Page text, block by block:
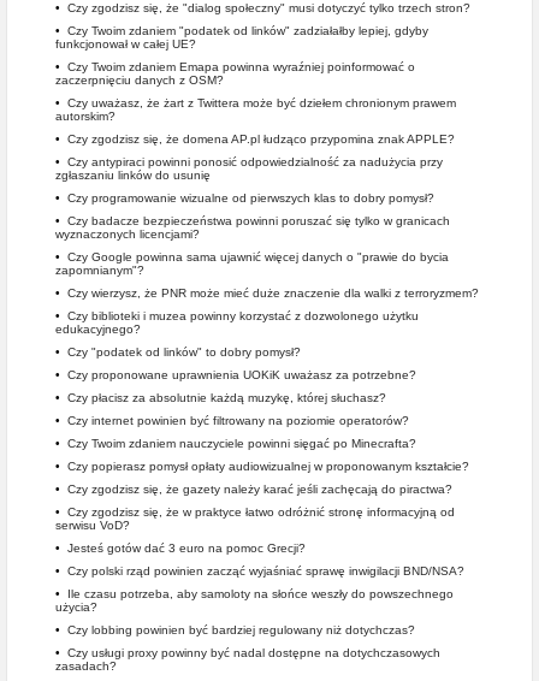
• Czy zgodzisz się, że "dialog społeczny" musi dotyczyć tylko trzech stron?
• Czy Twoim zdaniem "podatek od linków" zadziałałby lepiej, gdyby
funkcjonował w całej UE?
• Czy Twoim zdaniem Emapa powinna wyraźniej poinformować o
zaczerpnięciu danych z OSM?
• Czy uważasz, że żart z Twittera może być dziełem chronionym prawem
autorskim?
• Czy zgodzisz się, że domena AP.pl łudząco przypomina znak APPLE?
• Czy antypiraci powinni ponosić odpowiedzialność za nadużycia przy
zgłaszaniu linków do usunię
• Czy programowanie wizualne od pierwszych klas to dobry pomysł?
• Czy badacze bezpieczeństwa powinni poruszać się tylko w granicach
wyznaczonych licencjami?
• Czy Google powinna sama ujawnić więcej danych o "prawie do bycia
zapomnianym"?
• Czy wierzysz, że PNR może mieć duże znaczenie dla walki z terroryzmem?
• Czy biblioteki i muzea powinny korzystać z dozwolonego użytku
edukacyjnego?
• Czy "podatek od linków" to dobry pomysł?
• Czy proponowane uprawnienia UOKiK uważasz za potrzebne?
• Czy płacisz za absolutnie każdą muzykę, której słuchasz?
• Czy internet powinien być filtrowany na poziomie operatorów?
• Czy Twoim zdaniem nauczyciele powinni sięgać po Minecrafta?
• Czy popierasz pomysł opłaty audiowizualnej w proponowanym kształcie?
• Czy zgodzisz się, że gazety należy karać jeśli zachęcają do piractwa?
• Czy zgodzisz się, że w praktyce łatwo odróżnić stronę informacyjną od
serwisu VoD?
• Jesteś gotów dać 3 euro na pomoc Grecji?
• Czy polski rząd powinien zacząć wyjaśniać sprawę inwigilacji BND/NSA?
• Ile czasu potrzeba, aby samoloty na słońce weszły do powszechnego
użycia?
• Czy lobbing powinien być bardziej regulowany niż dotychczas?
• Czy usługi proxy powinny być nadal dostępne na dotychczasowych
zasadach?